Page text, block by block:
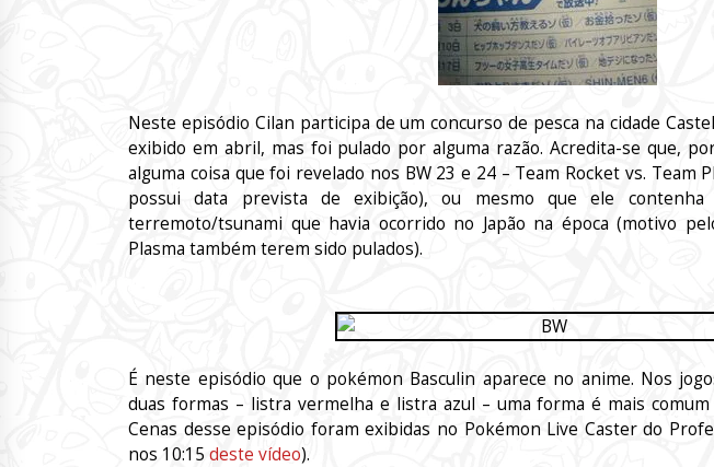
Neste episódio Cilan participa de um concurso de pesca na cidade
exibido em abril, mas foi pulado por alguma razão. Acredita-se que,
alguma coisa que foi revelado nos BW 23 e 24 – Team Rocket vs. Team
possui data prevista de exibição), ou mesmo que ele
terremoto/tsunami que havia ocorrido no Japão na época (motivo
Plasma também terem sido pulados).
É neste episódio que o pokémon Basculin aparece no anime. Nos
duas formas – listra vermelha e listra azul – uma forma é mais
Cenas desse episódio foram exibidas no Pokémon Live Caster do
nos 10:15 deste vídeo).